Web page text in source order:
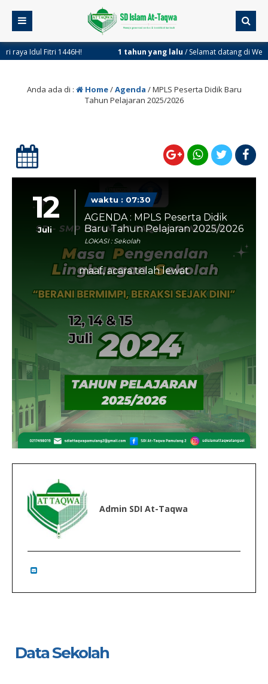
Idul Fitri 1446H! 1 tahun yang lalu/ Selamat datang di Website
Anda ada di : Home/Agenda /MPLS Peserta Didik Baru
Tahun Pelajaran 2025/2026
12
Juli
waktu : 07:30
AGENDA : MPLS Peserta Didik
Baru Tahun Pelajaran 2025/2026
LOKASI : Sekolah
maaf, acara telah lewat
Admin SDI At-Taqwa
Data Sekolah